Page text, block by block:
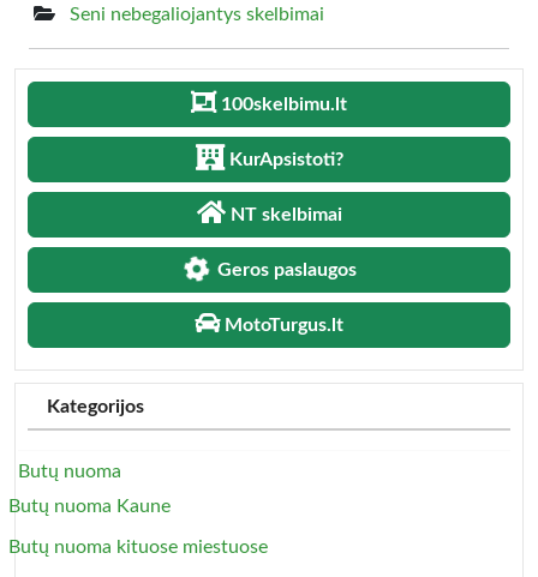
Seni nebegaliojantys skelbimai
100skelbimu.lt
KurApsistoti?
NT skelbimai
Geros paslaugos
MotoTurgus.lt
Kategorijos
Butų nuoma
Butų nuoma Kaune
Butų nuoma kituose miestuose